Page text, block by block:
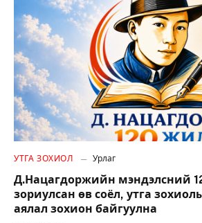
УТГА ЗОХИОЛ Урлаг
Д.Нацагдоржийн мэндэлсний
зориулсан өв соёл, утга
аялал зохион байгуулна